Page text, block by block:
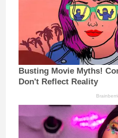
Busting Movie Myths!
Don't Reflect Reality